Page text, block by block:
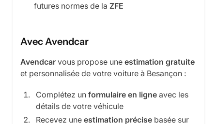
futures normes de la ZFE
Avec Avendcar
Avendcar vous propose une estimation gratuite
et personnalisée de votre voiture à Besançon :
Complétez un formulaire en ligne avec les
détails de votre véhicule
Recevez une estimation précise basée sur